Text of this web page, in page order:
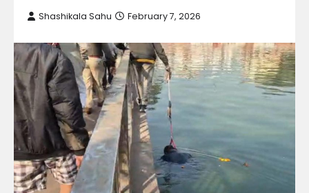
Shashikala Sahu February 7, 2026